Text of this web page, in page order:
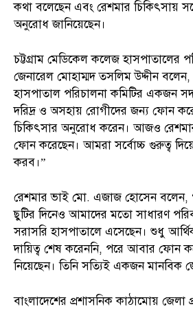
কথা বলেছেন এবং রেশমার চিকিৎসায়
অনুরোধ জানিয়েছেন।
চট্টগ্রাম মেডিকেল কলেজ হাসপাতালের
জেনারেল মোহাম্মদ তসলিম উদ্দীন
হাসপাতাল পরিচালনা কমিটির একজন
দরিদ্র ও অসহায় রোগীদের জন্য ফোন
চিকিৎসার অনুরোধ করেন। আজও
ফোন করেছেন। আমরা সর্বোচ্চ গুরুত্ব
করব।”
রেশমার ভাই মো. এজাজ হোসেন বলেন,
ছুটির দিনেও আমাদের মতো সাধারণ
সরাসরি হাসপাতালে এসেছেন। শুধু
দায়িত্ব শেষ করেননি, পরে আবার ফোন
নিয়েছেন। তিনি সত্যিই একজন মানবিক
বাংলাদেশের প্রশাসনিক কাঠামোয় জেলা